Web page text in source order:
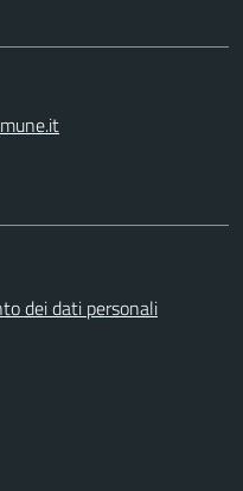
dei dati personali